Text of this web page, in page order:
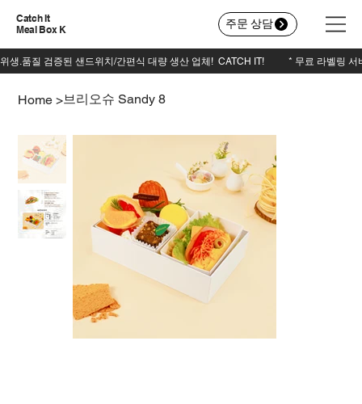
Catch It
Meal Box K
주문 상담
Home >브리오슈 Sandy 8